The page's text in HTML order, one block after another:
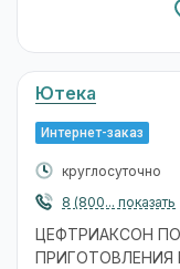
Ютека
Интернет-заказ
круглосуточно
8 (800... показать
ЦЕФТРИАКСОН
ПРИГОТОВЛЕНИЯ